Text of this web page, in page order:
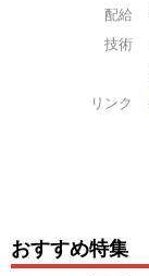
配給
技術
リンク
おすすめ特集